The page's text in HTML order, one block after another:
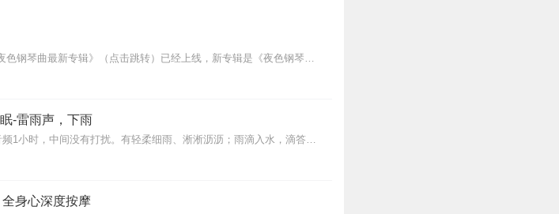
歌曲，由原海政文工团编剧、著名词作家王磊和海南省临高县红
亚，陵水等南海舰队所属军港，机场体验生活，对南海有相当的
识以后，王磊就有了为南海创作的想法，双方一拍即合，确立谣体
海谣》宣泄而出，歌词平实易懂，顺口捻来，歌词回顾历史(自古
优美的表达了对于南海的情感和世世代代爱南海，代代往下传的
要意义！值得大规模推广宣传！
《夜色钢琴曲》最新专辑上线啦我的新专辑《夜色钢琴曲最新专辑》（点击跳转）已经上线，新专辑是《夜色钢琴曲》的升级版，我精选了诸多经典原创作品与大家分享，愿未来...
-雷雨声，下雨
本专辑，是张玎为您千挑万选的“雨声”。每条音频1小时，中间没有打扰。有轻柔细雨、淅淅沥沥；雨滴入水，滴答作响；隐隐雷声，隆隆为伴；流水潺潺，映入耳畔。这里没有音...
身心深度按摩